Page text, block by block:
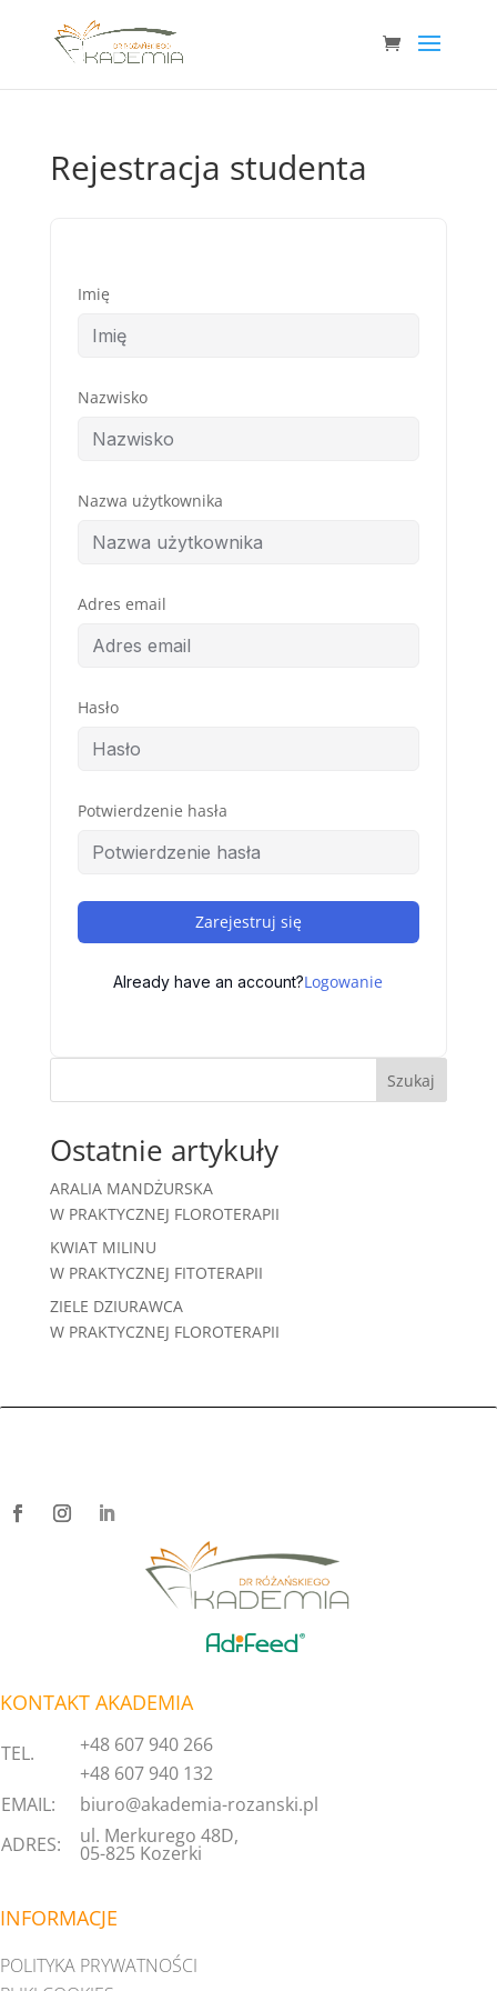
Rejestracja studenta
Imię
Nazwisko
Nazwa użytkownika
Adres email
Hasło
Potwierdzenie hasła
Zarejestruj się
Already have an account?Logowanie
Szukaj
Ostatnie artykuły
ARALIA MANDŻURSKA
W PRAKTYCZNEJ FLOROTERAPII
KWIAT MILINU
W PRAKTYCZNEJ FITOTERAPII
ZIELE DZIURAWCA
W PRAKTYCZNEJ FLOROTERAPII
KONTAKT AKADEMIA
TEL.
+48 607 940 266
+48 607 940 132
EMAIL:
biuro@akademia-rozanski.pl
ADRES:
ul. Merkurego 48D,
05-825 Kozerki
INFORMACJE
POLITYKA PRYWATNOŚCI